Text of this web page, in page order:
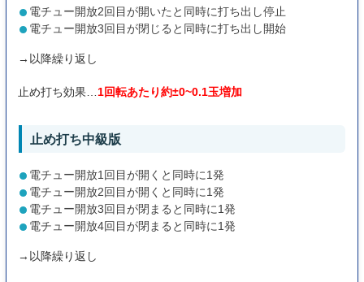
電チュー開放2回目が開いたと同時に打ち出し停止
電チュー開放3回目が閉じると同時に打ち出し開始
→以降繰り返し
止め打ち効果…1回転あたり約±0~0.1玉増加
止め打ち中級版
電チュー開放1回目が開くと同時に1発
電チュー開放2回目が開くと同時に1発
電チュー開放3回目が閉まると同時に1発
電チュー開放4回目が閉まると同時に1発
→以降繰り返し